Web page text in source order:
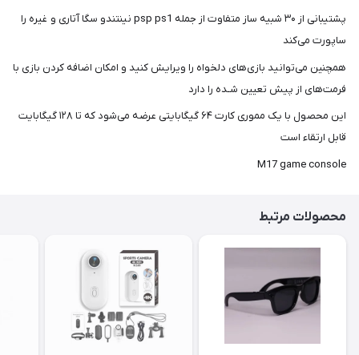
عزیزان
🌹
"دریافت
کدرهگیری
پستی(کلیک
کنید)
پشتیبانی از ۳۰ شبیه ساز متفاوت از جمله psp ps1 نینتندو سگا آتاری و غیره را
ساپورت می‌کند
همچنین می‌توانید بازی‌های دلخواه را ویرایش کنید و امکان اضافه کردن بازی با
فرمت‌های از پیش تعیین شـده را دارد
این محصول با یک مموری کارت ۶۴ گیگابایتی عرضه می‌شود که تا ۱۲۸ گیگابایت
قابل ارتقاء است
M17 game console
محصولات مرتبط